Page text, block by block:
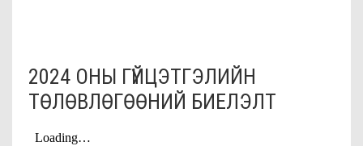
2024 ОНЫ ГҮЙЦЭТГЭЛИЙН
ТӨЛӨВЛӨГӨӨНИЙ БИЕЛЭЛТ